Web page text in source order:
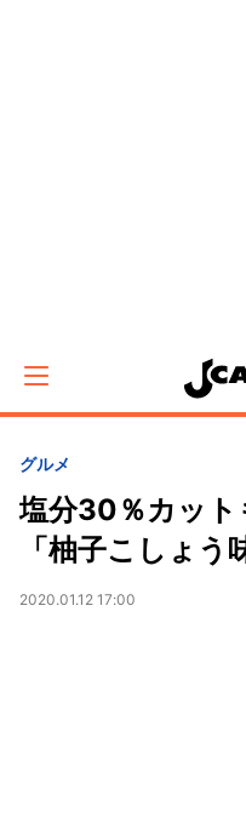
グルメ
塩分30％カッ
「柚子こしょう
2020.01.12 17:00